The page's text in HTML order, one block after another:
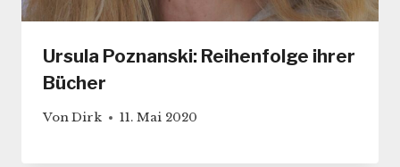
Ursula Poznanski: Reihenfolge ihrer
Bücher
VonDirk 11. Mai 2020